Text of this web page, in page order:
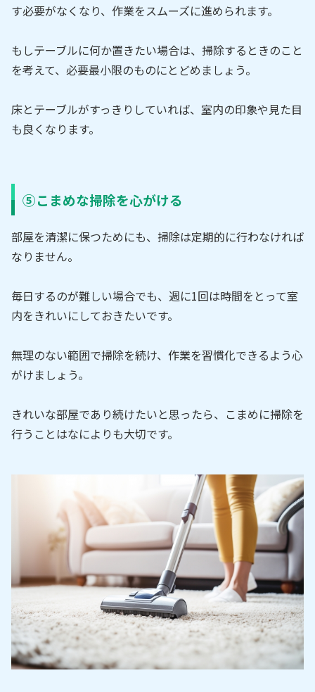
す必要がなくなり、作業をスムーズに進められます。
もしテーブルに何か置きたい場合は、掃除するときのこと
を考えて、必要最小限のものにとどめましょう。
床とテーブルがすっきりしていれば、室内の印象や見た目
も良くなります。
⑤こまめな掃除を心がける
部屋を清潔に保つためにも、掃除は定期的に行わなければ
なりません。
毎日するのが難しい場合でも、週に1回は時間をとって室
内をきれいにしておきたいです。
無理のない範囲で掃除を続け、作業を習慣化できるよう心
がけましょう。
きれいな部屋であり続けたいと思ったら、こまめに掃除を
行うことはなによりも大切です。